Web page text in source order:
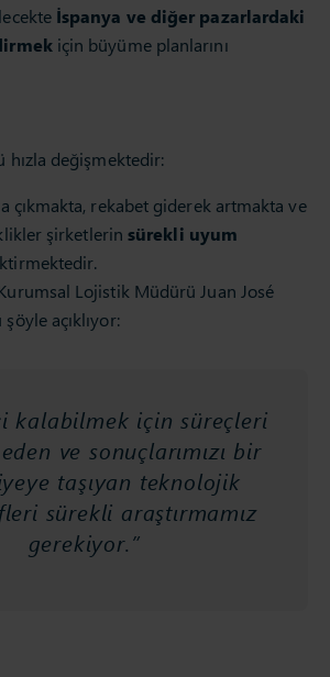
İspanya ve diğer pazarlardaki
için büyüme planlarını
hızla değişmektedir:
çıkmakta, rekabet giderek artmakta ve
şirketlerinsürekli uyum
Lojistik Müdürü Juan José
açıklıyor:
kalabilmek için süreçleri
ve sonuçlarımızı bir
taşıyan teknolojik
sürekli araştırmamız
gerekiyor.”